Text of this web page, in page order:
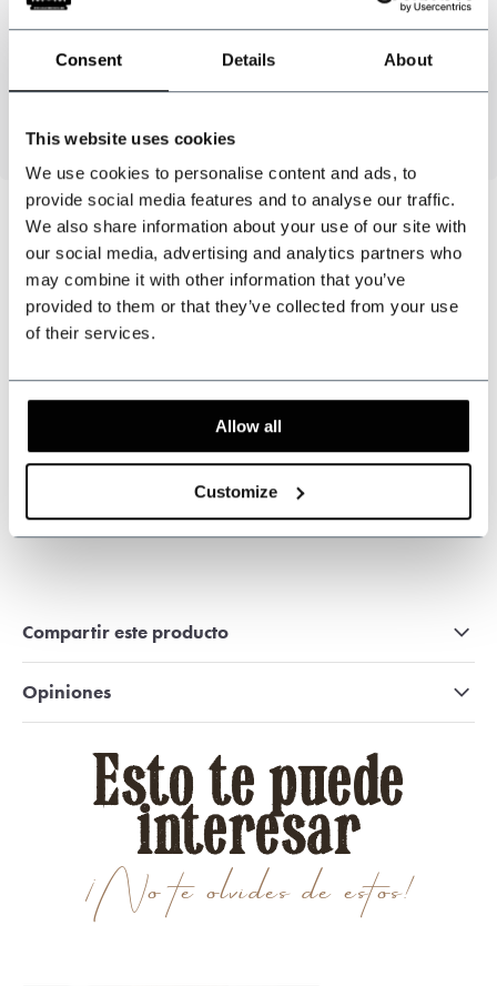
Consent Details About
This website uses cookies
We use cookies to personalise content and ads, to
provide social media features and to analyse our traffic.
We also share information about your use of our site with
our social media, advertising and analytics partners who
may combine it with other information that you’ve
provided to them or that they’ve collected from your use
of their services.
Allow all
Customize
Tela: poliéster
Color: Cognac
¿Podemos ayudarte?
Atención al cliente: horas de visita
509customers give us a 9.3 atWebwinkel-keurmerk
Compartir este producto
Opiniones
¡No te olvides de estos!
Esto te puede
interesar